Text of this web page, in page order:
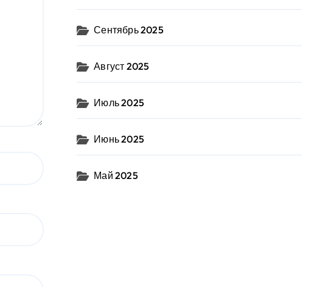
Сентябрь 2025
Август 2025
Июль 2025
Июнь 2025
Май 2025